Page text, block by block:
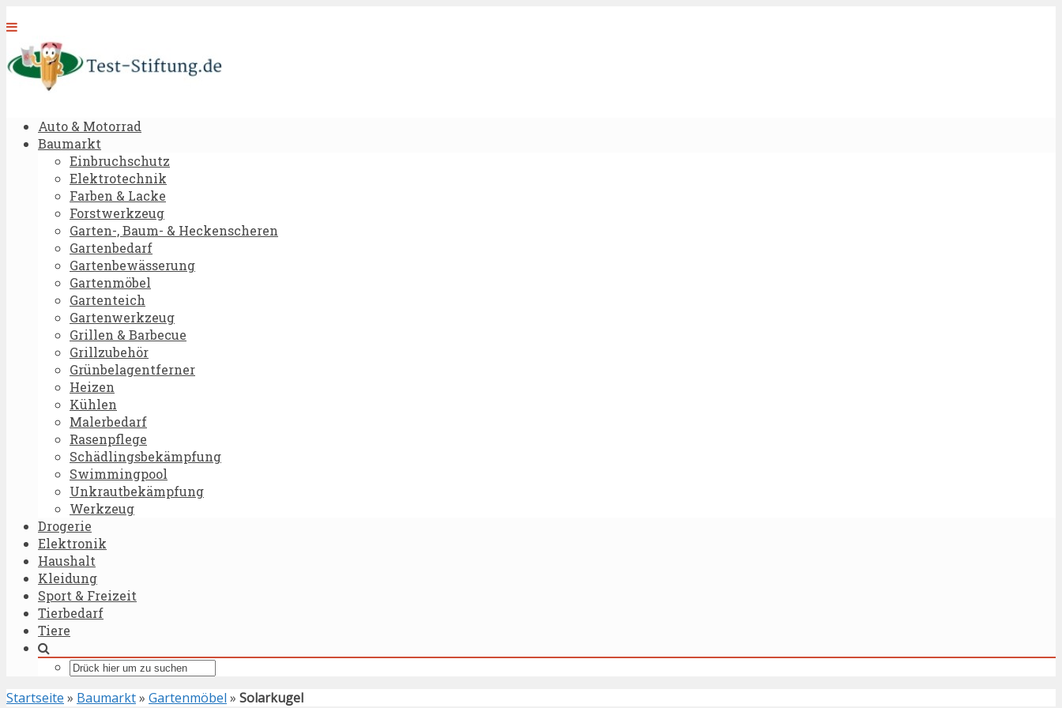
Auto & Motorrad
Baumarkt
Einbruchschutz
Elektrotechnik
Farben & Lacke
Forstwerkzeug
Garten-, Baum- & Heckenscheren
Gartenbedarf
Gartenbewässerung
Gartenmöbel
Gartenteich
Gartenwerkzeug
Grillen & Barbecue
Grillzubehör
Grünbelagentferner
Heizen
Kühlen
Malerbedarf
Rasenpflege
Schädlingsbekämpfung
Swimmingpool
Unkrautbekämpfung
Werkzeug
Drogerie
Elektronik
Haushalt
Kleidung
Sport & Freizeit
Tierbedarf
Tiere
Startseite » Baumarkt» Gartenmöbel » Solarkugel